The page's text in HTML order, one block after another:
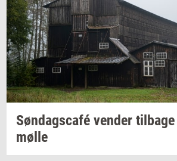
Søndagscafé ven­der til­ba­ge
møl­le